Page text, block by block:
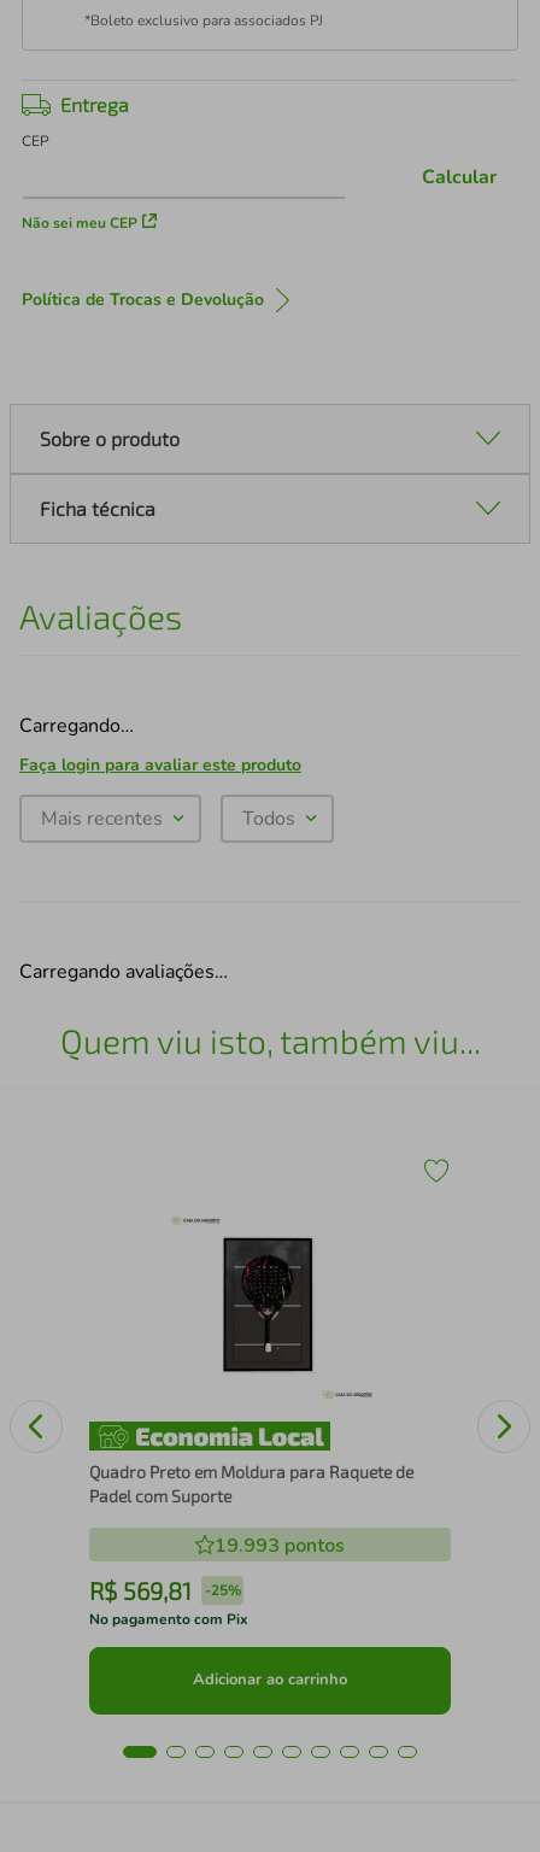
*Boleto exclusivo para associados PJ
Entrega
CEP
Não sei meu CEP
Calcular
Política de Trocas e Devolução
Sobre o produto
Ficha técnica
Avaliações
Carregando…
Faça login para avaliar este produto
Mais recentes Todos
Carregando avaliações…
Quem viu isto, também viu...
Quadro Preto em Moldura para Raquete de
Padel com Suporte
19.993 pontos
R$ 569,81 -25%
No pagamento com Pix
Adicionar ao carrinho